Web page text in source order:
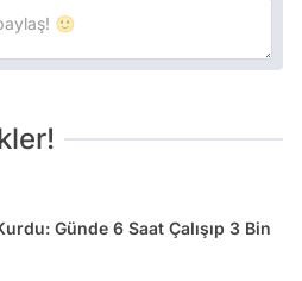
Günde 6 Saat Çalışıp 3 Bin